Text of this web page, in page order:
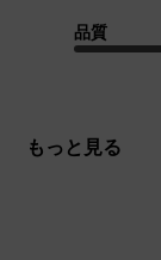
品質
もっと見る